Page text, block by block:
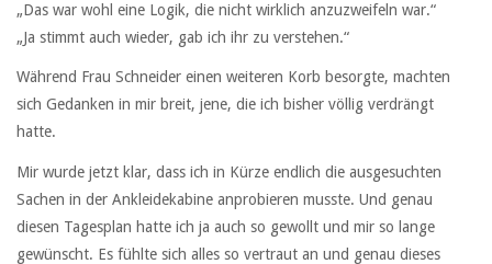
„Das war wohl eine Logik, die nicht wirklich anzuzweifeln war.“
„Ja stimmt auch wieder, gab ich ihr zu verstehen.“
Während Frau Schneider einen weiteren Korb besorgte, machten
sich Gedanken in mir breit, jene, die ich bisher völlig verdrängt
hatte.
Mir wurde jetzt klar, dass ich in Kürze endlich die ausgesuchten
Sachen in der Ankleidekabine anprobieren musste. Und genau
diesen Tagesplan hatte ich ja auch so gewollt und mir so lange
gewünscht. Es fühlte sich alles so vertraut an und genau dieses